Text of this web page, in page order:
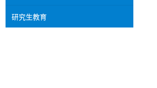
研究生教育